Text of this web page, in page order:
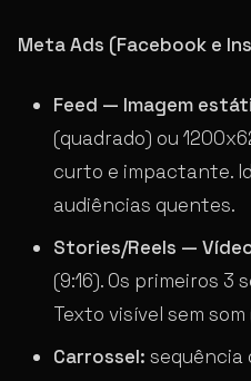
Meta Ads (Facebook e
Feed — Imagem
(quadrado) ou
curto e impactante.
audiências quentes.
Stories/Reels —
(9:16). Os primeiros 3
Texto visível sem
Carrossel: sequência